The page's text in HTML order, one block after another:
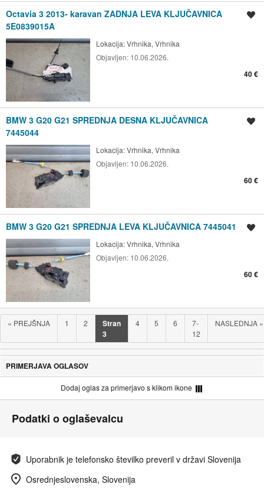
Octavia 3 2013- karavan ZADNJA LEVA KLJUČAVNICA
5E0839015A
Lokacija:Vrhnika, Vrhnika
Objavljen: 10.06.2026.
40 €
BMW 3 G20 G21 SPREDNJA DESNA KLJUČAVNICA
7445044
Lokacija:Vrhnika, Vrhnika
Objavljen: 10.06.2026.
60 €
BMW 3 G20 G21 SPREDNJA LEVA KLJUČAVNICA 7445041
Lokacija:Vrhnika, Vrhnika
Objavljen: 10.06.2026.
60 €
« PREJŠNJA 1 2
Stran
3
4 5 6
7-
12
NASLEDNJA »
PRIMERJAVA OGLASOV
Dodaj oglas za primerjavo s klikom ikone
Podatki o oglaševalcu
Uporabnik je telefonsko številko preveril v državi Slovenija
Osrednjeslovenska, Slovenija